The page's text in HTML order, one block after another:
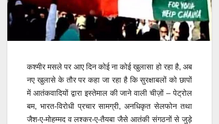
कश्मीर मसले पर आए दिन कोई ना कोई खुलासा हो रहा है, अब
नए खुलासे के तौर पर कहा जा रहा है कि सुरक्षाबलों को छापों
में आतंकवादियों द्वारा इस्तेमाल की जाने वाली चीज़ों – पेट्रोल
बम, भारत-विरोधी प्रचार सामग्री, अनधिकृत सेलफोन तथा
जैश-ए-मोहम्मद व लश्कर-ए-तैयबा जैसे आतंकी संगठनों से जुड़े